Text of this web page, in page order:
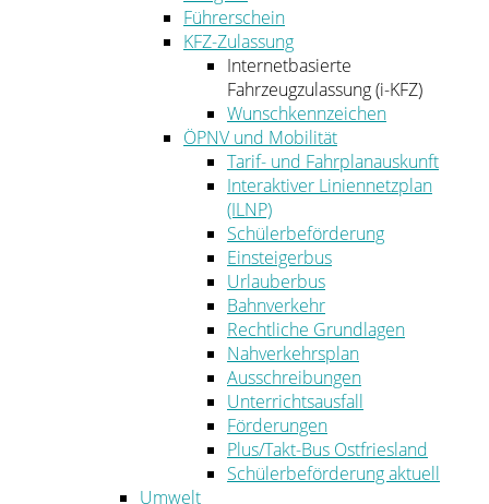
Führerschein
KFZ-Zulassung
Internetbasierte
Fahrzeugzulassung (i-KFZ)
Wunschkennzeichen
ÖPNV und Mobilität
Tarif- und Fahrplanauskunft
Interaktiver Liniennetzplan
(ILNP)
Schülerbeförderung
Einsteigerbus
Urlauberbus
Bahnverkehr
Rechtliche Grundlagen
Nahverkehrsplan
Ausschreibungen
Unterrichtsausfall
Förderungen
Plus/Takt-Bus Ostfriesland
Schülerbeförderung aktuell
Umwelt